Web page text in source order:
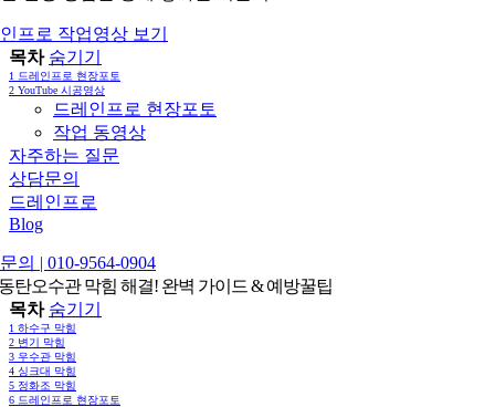
프로 작업영상 보기
목차 숨기기
1 드레인프로 현장포토
2 YouTube 시공영상
드레인프로 현장포토
작업 동영상
자주하는 질문
상담문의
드레인프로
Blog
의 | 010-9564-0904
탄오수관 막힘 해결! 완벽 가이드 & 예방꿀팁
목차 숨기기
1 하수구 막힘
2 변기 막힘
3 우수관 막힘
4 싱크대 막힘
5 정화조 막힘
6 드레인프로 현장포토